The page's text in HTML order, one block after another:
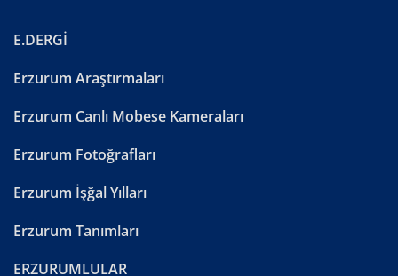
E.DERGİ
Erzurum Araştırmaları
Erzurum Canlı Mobese Kameraları
Erzurum Fotoğrafları
Erzurum İşğal Yılları
Erzurum Tanımları
ERZURUMLULAR